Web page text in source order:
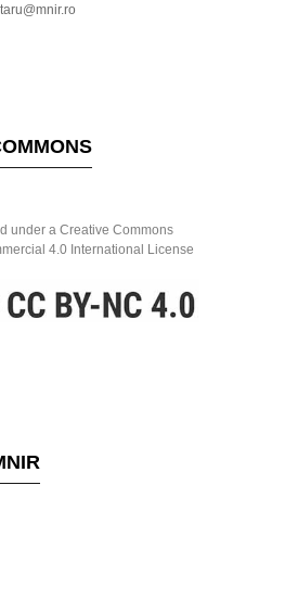
under a Creative Commons
4.0 International License